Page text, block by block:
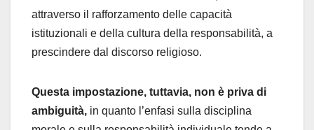
attraverso il rafforzamento delle capacità
istituzionali e della cultura della responsabilità, a
prescindere dal discorso religioso.
Questa impostazione, tuttavia, non è priva di
ambiguità, in quanto l’enfasi sulla disciplina